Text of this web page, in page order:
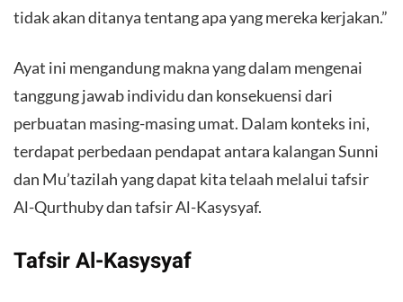
tidak akan ditanya tentang apa yang mereka kerjakan.”
Ayat ini mengandung makna yang dalam mengenai
tanggung jawab individu dan konsekuensi dari
perbuatan masing-masing umat. Dalam konteks ini,
terdapat perbedaan pendapat antara kalangan Sunni
dan Mu’tazilah yang dapat kita telaah melalui tafsir
Al-Qurthuby dan tafsir Al-Kasysyaf.
Tafsir Al-Kasysyaf